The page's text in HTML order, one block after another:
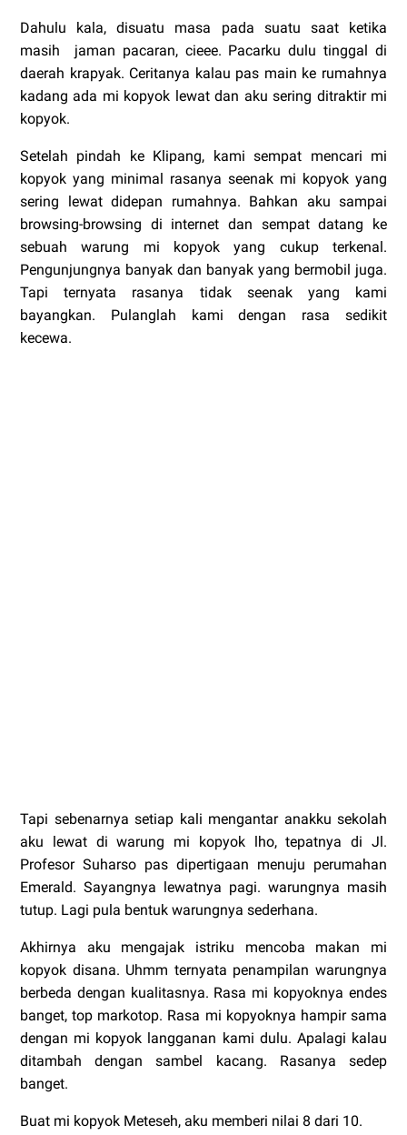
Dahulu kala, disuatu masa pada suatu saat ketika
masih jaman pacaran, cieee. Pacarku dulu tinggal di
daerah krapyak. Ceritanya kalau pas main ke rumahnya
kadang ada mi kopyok lewat dan aku sering ditraktir mi
kopyok.
Setelah pindah ke Klipang, kami sempat mencari mi
kopyok yang minimal rasanya seenak mi kopyok yang
sering lewat didepan rumahnya. Bahkan aku sampai
browsing-browsing di internet dan sempat datang ke
sebuah warung mi kopyok yang cukup terkenal.
Pengunjungnya banyak dan banyak yang bermobil juga.
Tapi ternyata rasanya tidak seenak yang kami
bayangkan. Pulanglah kami dengan rasa sedikit
kecewa.
Tapi sebenarnya setiap kali mengantar anakku sekolah
aku lewat di warung mi kopyok lho, tepatnya di Jl.
Profesor Suharso pas dipertigaan menuju perumahan
Emerald. Sayangnya lewatnya pagi. warungnya masih
tutup. Lagi pula bentuk warungnya sederhana.
Akhirnya aku mengajak istriku mencoba makan mi
kopyok disana. Uhmm ternyata penampilan warungnya
berbeda dengan kualitasnya. Rasa mi kopyoknya endes
banget, top markotop. Rasa mi kopyoknya hampir sama
dengan mi kopyok langganan kami dulu. Apalagi kalau
ditambah dengan sambel kacang. Rasanya sedep
banget.
Buat mi kopyok Meteseh, aku memberi nilai 8 dari 10.